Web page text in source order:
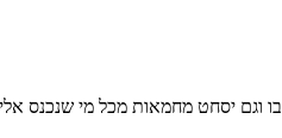
וגם יסחט מחמאות מכל מי שנכנס